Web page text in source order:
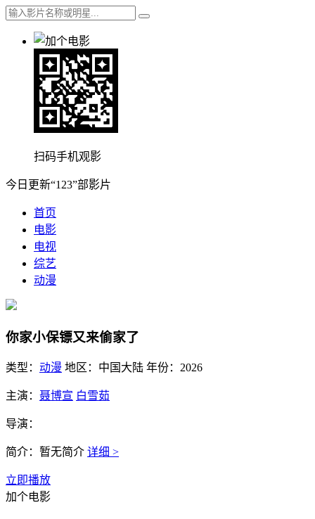
扫码手机观影
今日更新“123”部影片
首页
电影
电视
综艺
动漫
你家小保镖又来偷家了
类型： 动漫 地区： 中国大陆 年份： 2026
主演： 聂博宣 白雪茹
导演：
简介： 暂无简介 详细 >
立即播放
加个电影